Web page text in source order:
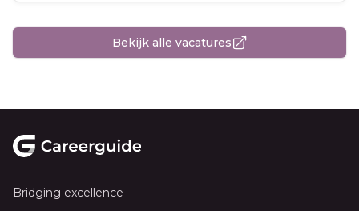
Bekijk alle vacatures
Bridging excellence